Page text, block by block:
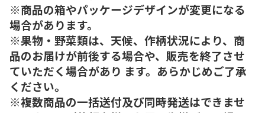
※商品の箱やパッケージデザインが変更になる
場合があります。
※果物・野菜類は、天候、作柄状況により、商
品のお届けが前後する場合や、販売を終了させ
ていただく場合があり ます。あらかじめご了承
ください。
※複数商品の一括送付及び同時発送はできませ